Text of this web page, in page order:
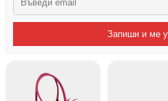
Запиши и ме